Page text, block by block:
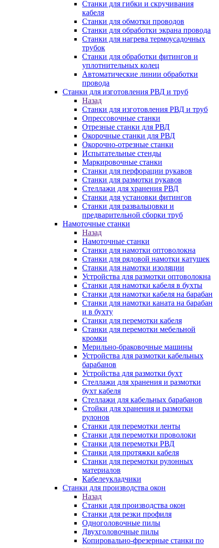
Станки для гибки и скручивания
кабеля
Станки для обмотки проводов
Станки для обработки экрана провода
Станки для нагрева термоусадочных
трубок
Станки для обработки фитингов и
уплотнительных колец
Автоматические линии обработки
провода
Станки для изготовления РВД и труб
Назад
Станки для изготовления РВД и труб
Опрессовочные станки
Отрезные станки для РВД
Окорочные станки для РВД
Окорочно-отрезные станки
Испытательные стенды
Маркировочные станки
Станки для перфорации рукавов
Станки для размотки рукавов
Стеллажи для хранения РВД
Станки для установки фитингов
Станки для развальцовки и
предварительной сборки труб
Намоточные станки
Назад
Намоточные станки
Станки для намотки оптоволокна
Станки для рядовой намотки катушек
Станки для намотки изоляции
Устройства для размотки оптоволокна
Станки для намотки кабеля в бухты
Станки для намотки кабеля на барабан
Станки для намотки каната на барабан
и в бухту
Станки для перемотки кабеля
Станки для перемотки мебельной
кромки
Мерильно-браковочные машины
Устройства для размотки кабельных
барабанов
Устройства для размотки бухт
Стеллажи для хранения и размотки
бухт кабеля
Стеллажи для кабельных барабанов
Стойки для хранения и размотки
рулонов
Станки для перемотки ленты
Станки для перемотки проволоки
Станки для перемотки РВД
Станки для протяжки кабеля
Станки для перемотки рулонных
материалов
Кабелеукладчики
Станки для производства окон
Назад
Станки для производства окон
Станки для резки профиля
Одноголовочные пилы
Двухголовочные пилы
Копировально-фрезерные станки по